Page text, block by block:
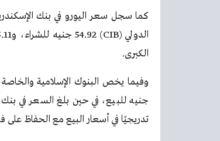
الكبرى.
تدريجيًا في أسعار البيع مع الحفاظ